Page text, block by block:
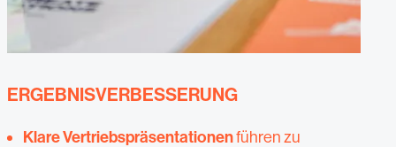
ERGEBNISVERBESSERUNG
Klare Vertriebspräsentationenführen zu